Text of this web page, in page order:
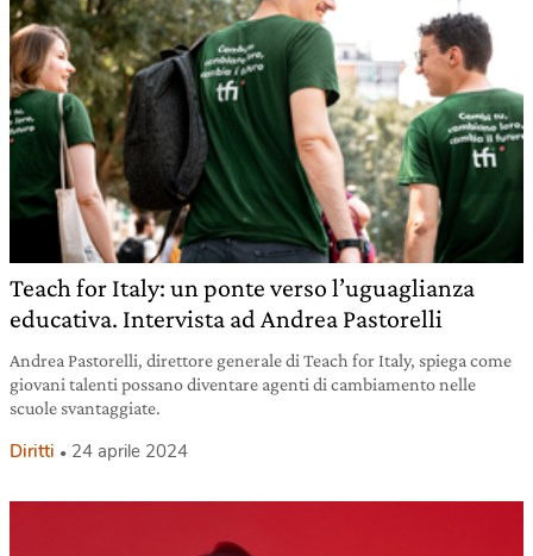
Teach for Italy: un ponte verso l’uguaglianza
educativa. Intervista ad Andrea Pastorelli
Andrea Pastorelli, direttore generale di Teach for Italy, spiega come
giovani talenti possano diventare agenti di cambiamento nelle
scuole svantaggiate.
Diritti 24 aprile 2024